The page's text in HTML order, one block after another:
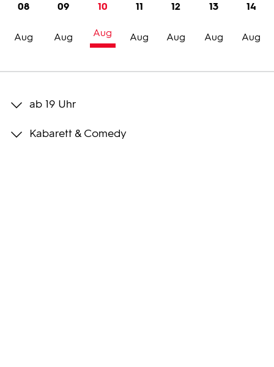
Trailer
Bilder
08
Aug
09
Aug
10
Aug
11
Aug
12
Aug
13
Aug
14
Aug
ab 19 Uhr
Kabarett & Comedy